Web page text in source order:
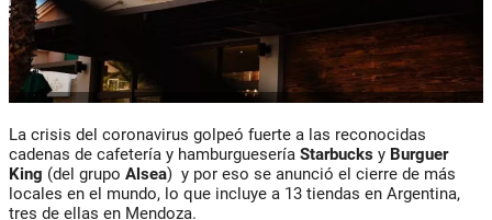
La crisis del coronavirus golpeó fuerte a las reconocidas
cadenas de cafetería y hamburguesería Starbucks y Burguer
King (del grupo Alsea) y por eso se anunció el cierre de más
locales en el mundo, lo que incluye a 13 tiendas en Argentina,
tres de ellas en Mendoza.